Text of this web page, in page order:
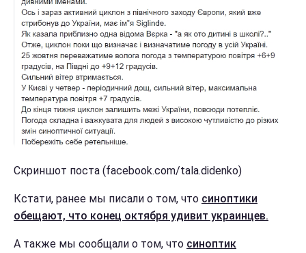
Скриншот поста (facebook.com/tala.didenko)
Кстати, ранее мы писали о том, что синоптики
обещают, что конец октября удивит украинцев.
А также мы сообщали о том, что синоптик